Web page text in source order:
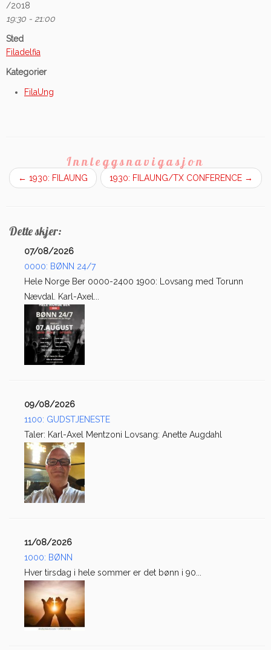
/2018
19:30 - 21:00
Sted
Filadelfia
Kategorier
FilaUng
Innleggsnavigasjon
← 1930: FILAUNG 1930: FILAUNG/TX CONFERENCE →
Dette skjer:
07/08/2026
0000: BØNN 24/7
Hele Norge Ber 0000-2400 1900: Lovsang med Torunn
Nævdal. Karl-Axel...
09/08/2026
1100: GUDSTJENESTE
Taler: Karl-Axel Mentzoni Lovsang: Anette Augdahl
11/08/2026
1000: BØNN
Hver tirsdag i hele sommer er det bønn i 90...